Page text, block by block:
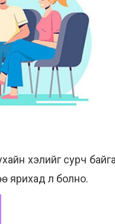
хэлийг сурч
ярихад л болно.